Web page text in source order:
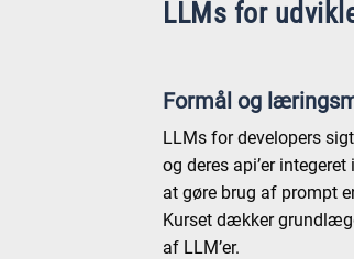
LLMs for
Formål og
LLMs for developers
og deres api’er
at gøre brug af prompt
Kurset dækker
af LLM’er.